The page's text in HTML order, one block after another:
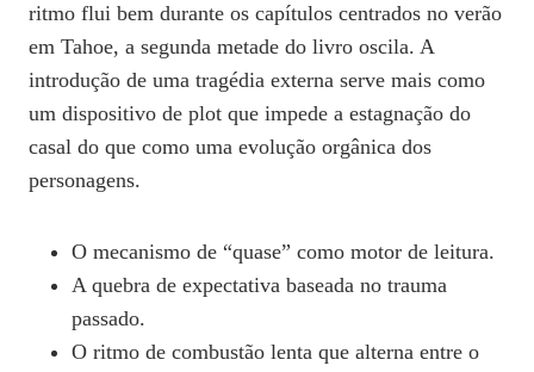
ritmo flui bem durante os capítulos centrados no verão
em Tahoe, a segunda metade do livro oscila. A
introdução de uma tragédia externa serve mais como
um dispositivo de plot que impede a estagnação do
casal do que como uma evolução orgânica dos
personagens.
O mecanismo de “quase” como motor de leitura.
A quebra de expectativa baseada no trauma
passado.
O ritmo de combustão lenta que alterna entre o